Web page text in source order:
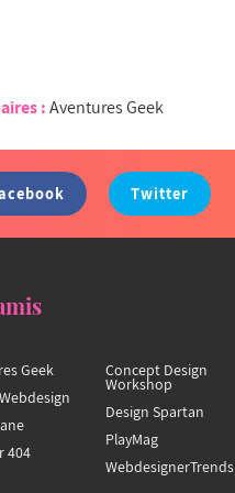
:Aventures Geek
Twitter
Geek
404
Concept Design
Workshop
Design Spartan
PlayMag
WebdesignerTrends